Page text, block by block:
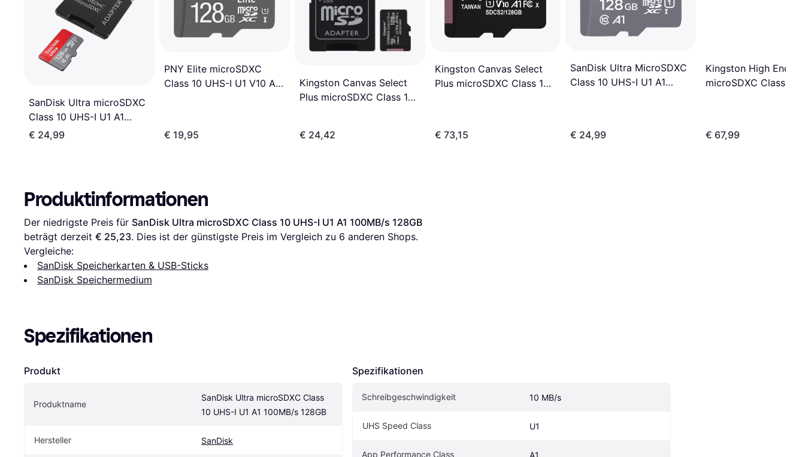
SanDisk Ultra microSDXC
Class 10 UHS-I U1 A1
140MB/s 128GB +Adapter
€ 24,99
PNY Elite microSDXC
Class 10 UHS-I U1 V10 A1
€ 19,95
Kingston Canvas Select
Plus microSDXC Class 10
+Adapter
€ 24,42
Kingston Canvas Select
Plus microSDXC Class 10
€ 73,15
SanDisk Ultra MicroSDXC
Class 10 UHS-I U1 A1
€ 24,99
Kingston High
microSDXC Class 10
€ 67,99
Produktinformationen
Der niedrigste Preis für SanDisk Ultra microSDXC Class 10 UHS-I U1 A1 100MB/s 128GB
beträgt derzeit € 25,23. Dies ist der günstigste Preis im Vergleich zu 6 anderen Shops.
Vergleiche:
SanDisk Speicherkarten & USB-Sticks
SanDisk Speichermedium
Spezifikationen
Produkt
Produktname
SanDisk Ultra microSDXC Class
10 UHS-I U1 A1 100MB/s 128GB
Hersteller SanDisk
Spezifikationen
Schreibgeschwindigkeit 10 MB/s
UHS Speed Class U1
App Performance Class